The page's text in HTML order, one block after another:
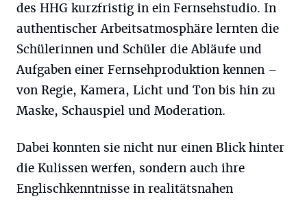
des HHG kurzfristig in ein Fernsehstudio. In
authentischer Arbeitsatmosphäre lernten die
Schülerinnen und Schüler die Abläufe und
Aufgaben einer Fernsehproduktion kennen –
von Regie, Kamera, Licht und Ton bis hin zu
Maske, Schauspiel und Moderation.
Dabei konnten sie nicht nur einen Blick hinter
die Kulissen werfen, sondern auch ihre
Englischkenntnisse in realitätsnahen